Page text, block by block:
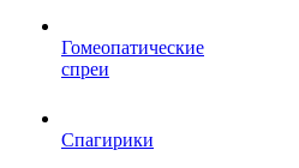
Гомеопатические
спреи
Спагирики